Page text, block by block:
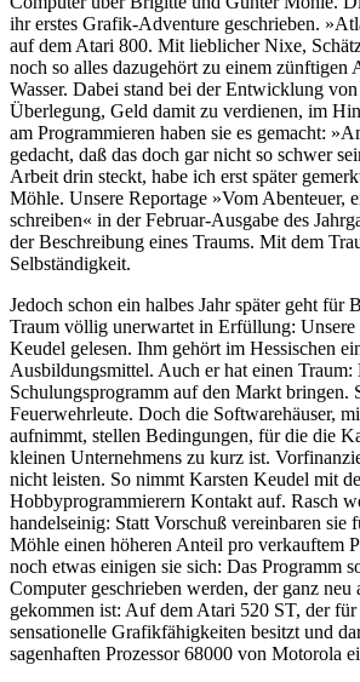
ihr erstes Grafik-Adventure geschrieben.
auf dem Atari 800. Mit lieblicher Nixe,
noch so alles dazugehört zu einem zünftigen
Wasser. Dabei stand bei der Entwicklung
Überlegung, Geld damit zu verdienen, im
am Programmieren haben sie es gemacht:
gedacht, daß das doch gar nicht so schwer
Arbeit drin steckt, habe ich erst später
Möhle. Unsere Reportage »Vom Abenteuer,
schreiben« in der Februar-Ausgabe des
der Beschreibung eines Traums. Mit dem
Selbständigkeit.
Jedoch schon ein halbes Jahr später geht für
Traum völlig unerwartet in Erfüllung: Unsere
Keudel gelesen. Ihm gehört im Hessischen
Ausbildungsmittel. Auch er hat einen
Schulungsprogramm auf den Markt bringen.
Feuerwehrleute. Doch die Softwarehäuser,
aufnimmt, stellen Bedingungen, für die die
kleinen Unternehmens zu kurz ist.
nicht leisten. So nimmt Karsten Keudel mit
Hobbyprogrammierern Kontakt auf. Rasch
handelseinig: Statt Vorschuß vereinbaren sie
Möhle einen höheren Anteil pro verkauftem
noch etwas einigen sie sich: Das Programm
Computer geschrieben werden, der ganz
gekommen ist: Auf dem Atari 520 ST, der
sensationelle Grafikfähigkeiten besitzt und
sagenhaften Prozessor 68000 von Motorola